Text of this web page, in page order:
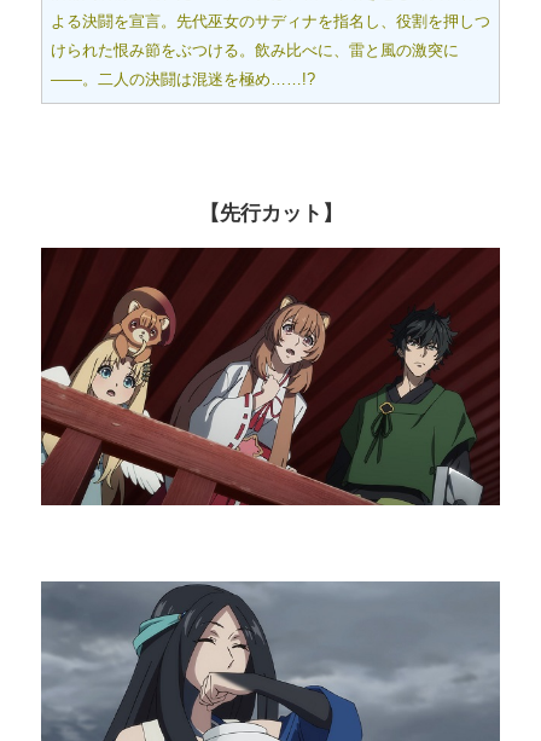
よる決闘を宣言。先代巫女のサディナを指名し、役割を押しつ
けられた恨み節をぶつける。飲み比べに、雷と風の激突に
――。二人の決闘は混迷を極め……!?
【先行カット】